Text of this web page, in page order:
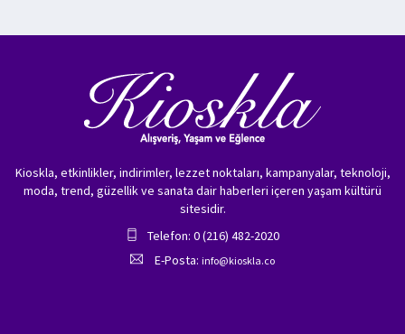
Kioskla, etkinlikler, indirimler, lezzet noktaları, kampanyalar, teknoloji,
moda, trend, güzellik ve sanata dair haberleri içeren yaşam kültürü
sitesidir.
Telefon: 0 (216) 482-2020
E-Posta: info@kioskla.co